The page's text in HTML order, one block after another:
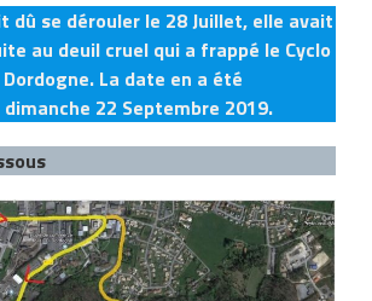
dû se dérouler le 28 Juillet, elle avait
au deuil cruel qui a frappé le Cyclo
La date en a été
22 Septembre 2019.